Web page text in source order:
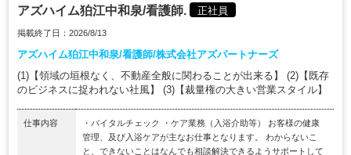
アズハイム狛江中和泉/看護師. 正社員
掲載終了日：2026/8/13
アズハイム狛江中和泉/看護師/株式会社アズパートナーズ
(1)【領域の垣根なく、不動産全般に関わることが出来る】 (2)【既存
のビジネスに捉われない社風】 (3)【裁量権の大きい営業スタイル】
仕事内容
・バイタルチェック ・ケア業務（入浴介助等） お客様の健康
管理、及び入浴ケアが主なお仕事となります。 わからないこ
と、できないことはなんでも相談解決できるようサポートして